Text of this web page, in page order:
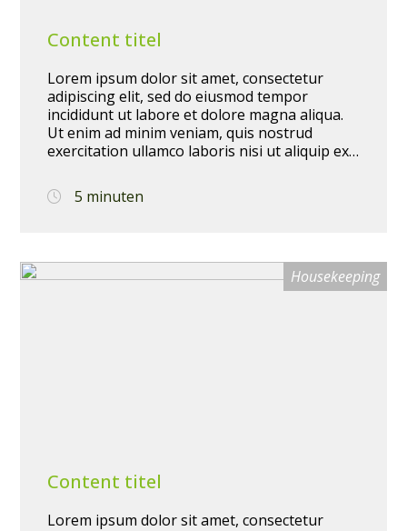
Content titel
Lorem ipsum dolor sit amet, consectetur
adipiscing elit, sed do eiusmod tempor
incididunt ut labore et dolore magna aliqua.
Ut enim ad minim veniam, quis nostrud
exercitation ullamco laboris nisi ut aliquip ex
in reprehenderit in voluptate velit esse cillum
dolore eu fugiat nulla pariatur. Excepteur sint
laborum.
5 minuten
Housekeeping
Content titel
Lorem ipsum dolor sit amet, consectetur